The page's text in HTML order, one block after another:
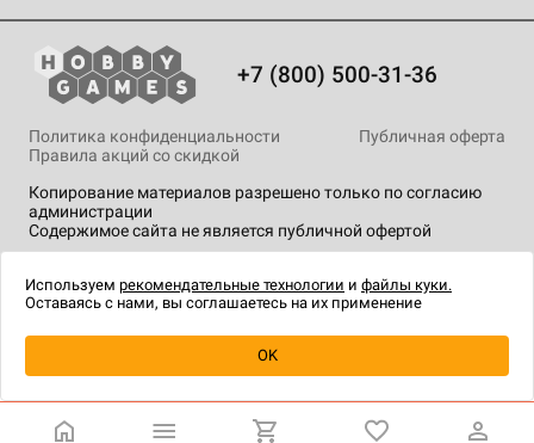
Уведомить о наличии
+7 (800) 500-31-36
Копирование материалов разрешено только по согласию
администрации
Содержимое сайта не является публичной офертой
Политика конфиденциальности
Публичная оферта
Правила акций со скидкой
технологии.
Используем рекомендательные технологии и файлы куки.
Оставаясь с нами, вы соглашаетесь на их применение
OK